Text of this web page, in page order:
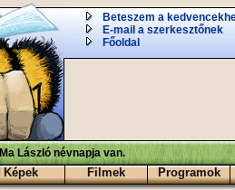
Beteszem a
E-mail a szerkesztőnek
Főoldal
Ma László névnapja van.
Képek Filmek Programok